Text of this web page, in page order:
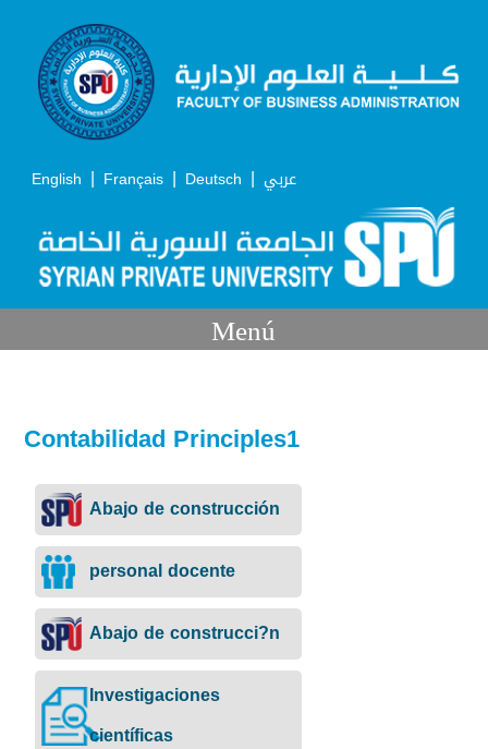
English | Français | Deutsch | عربي
Menú
Contabilidad Principles1
Abajo de construcción
personal docente
Abajo de construcci?n
Investigaciones
científicas